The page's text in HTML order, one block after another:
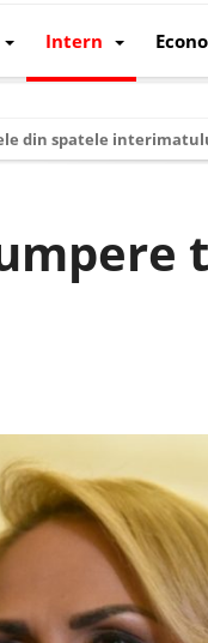
Intern
din spatele
ce rezistă?
o realitate pe care
Ce ne
ca țară
a înlocui Nvidia
climatică în